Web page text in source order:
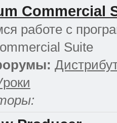
Commercial
работе с
Suite